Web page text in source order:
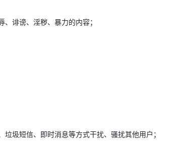
诽谤、淫秽、暴力的内容；
圾短信、即时消息等方式干扰、骚扰其他用户；